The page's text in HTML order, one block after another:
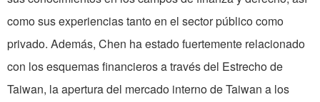
como sus experiencias tanto en el sector público como
privado. Además, Chen ha estado fuertemente relacionado
con los esquemas financieros a través del Estrecho de
Taiwan, la apertura del mercado interno de Taiwan a los